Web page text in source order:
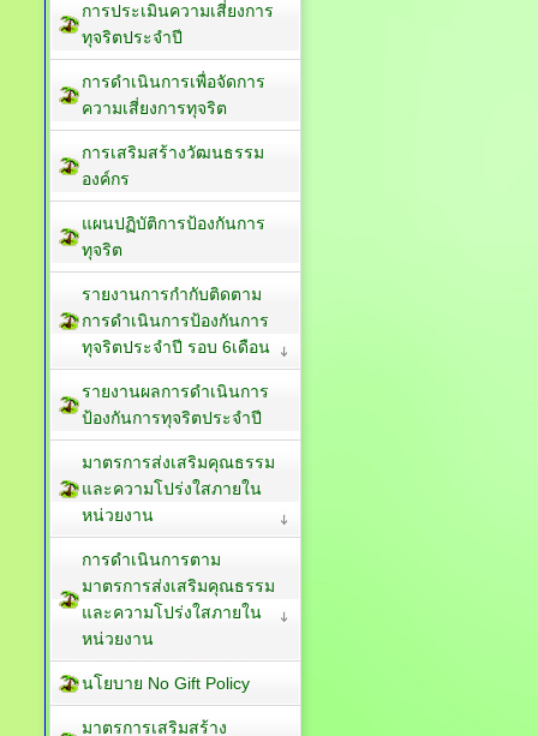
การประเมินความเสี่ยงการ
ทุจริตประจำปี
การดำเนินการเพื่อจัดการ
ความเสี่ยงการทุจริต
การเสริมสร้างวัฒนธรรม
องค์กร
แผนปฏิบัติการป้องกันการ
ทุจริต
รายงานการกำกับติดตาม
การดำเนินการป้องกันการ
ทุจริตประจำปี รอบ 6เดือน
รายงานผลการดำเนินการ
ป้องกันการทุจริตประจำปี
มาตรการส่งเสริมคุณธรรม
และความโปร่งใสภายใน
หน่วยงาน
การดำเนินการตาม
มาตรการส่งเสริมคุณธรรม
และความโปร่งใสภายใน
หน่วยงาน
นโยบาย No Gift Policy
มาตรการเสริมสร้าง